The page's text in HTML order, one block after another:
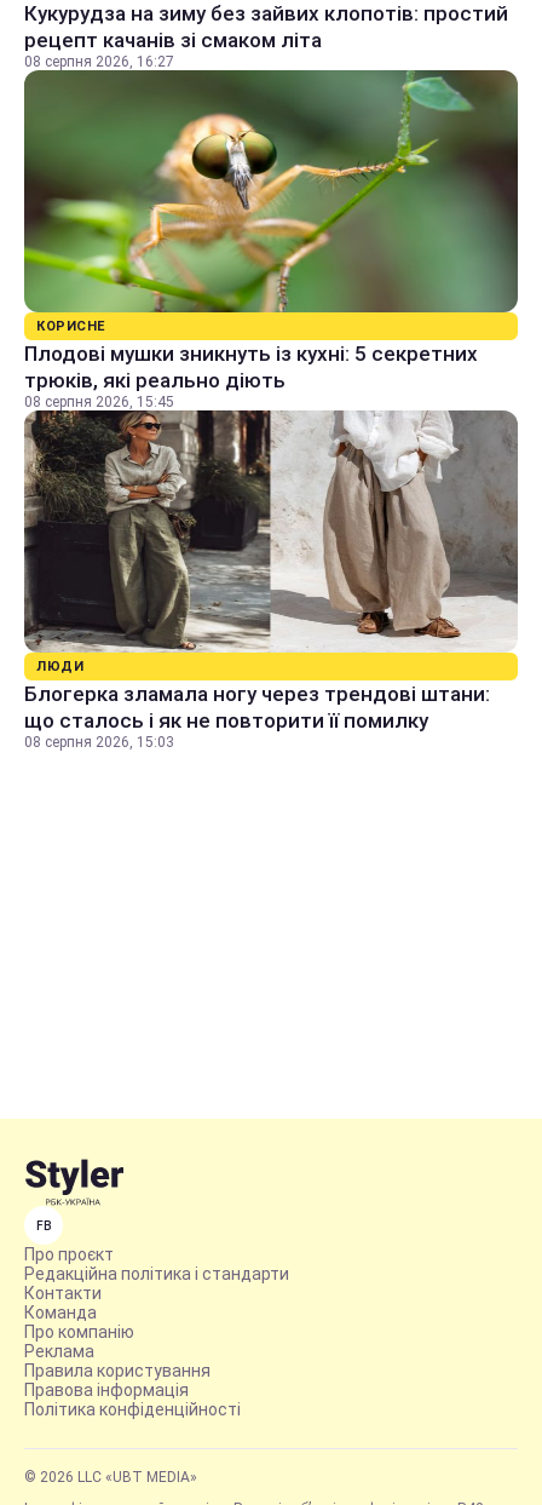
Кукурудза на зиму без зайвих клопотів: простий
рецепт качанів зі смаком літа
08 серпня 2026, 16:27
КОРИСНЕ
Плодові мушки зникнуть із кухні: 5 секретних
трюків, які реально діють
08 серпня 2026, 15:45
ЛЮДИ
Блогерка зламала ногу через трендові штани:
що сталось і як не повторити її помилку
08 серпня 2026, 15:03
FB
Про проєкт
Редакційна політика і стандарти
Контакти
Команда
Про компанію
Реклама
Правила користування
Правова інформація
Політика конфіденційності
© 2026 LLC «UBT MEDIA»